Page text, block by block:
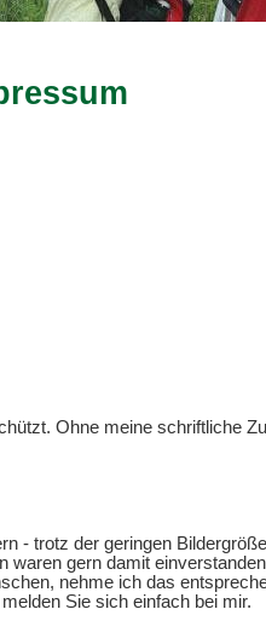
Ohne meine schriftliche
- trotz der geringen
waren gern damit
nehme ich das
Sie sich einfach bei mir.